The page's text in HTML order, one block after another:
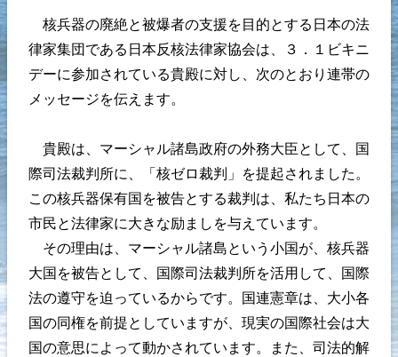
核兵器の廃絶と被爆者の支援を目的とする日本の法
律家集団である日本反核法律家協会は、３．１ビキニ
デーに参加されている貴殿に対し、次のとおり連帯の
メッセージを伝えます。
貴殿は、マーシャル諸島政府の外務大臣として、国
際司法裁判所に、「核ゼロ裁判」を提起されました。
この核兵器保有国を被告とする裁判は、私たち日本の
市民と法律家に大きな励ましを与えています。
その理由は、マーシャル諸島という小国が、核兵器
大国を被告として、国際司法裁判所を活用して、国際
法の遵守を迫っているからです。国連憲章は、大小各
国の同権を前提としていますが、現実の国際社会は大
国の意思によって動かされています。また、司法的解